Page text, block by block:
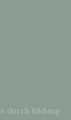
durch Bildung